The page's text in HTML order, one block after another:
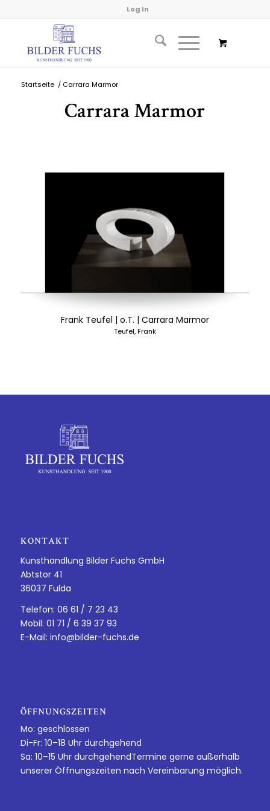
Log In
Startseite / Carrara Marmor
Carrara Marmor
Frank Teufel | o.T. | Carrara Marmor
Teufel, Frank
KONTAKT
Kunsthandlung Bilder Fuchs GmbH
Abtstor 41
36037 Fulda
Telefon: 06 61 / 7 23 43
Mobil: 01 71 / 6 39 37 93
E-Mail: info@bilder-fuchs.de
ÖFFNUNGSZEITEN
Mo: geschlossen
Di-Fr: 10–18 Uhr durchgehend
Sa: 10–15 Uhr durchgehendTermine gerne außerhalb
unserer Öffnungszeiten nach Vereinbarung möglich.